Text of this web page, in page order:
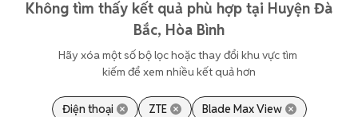
Không tìm thấy kết quả phù hợp tại Huyện Đà
Bắc, Hòa Bình
Hãy xóa một số bộ lọc hoặc thay đổi khu vực tìm
kiếm để xem nhiều kết quả hơn
Điện thoại ZTE Blade Max View